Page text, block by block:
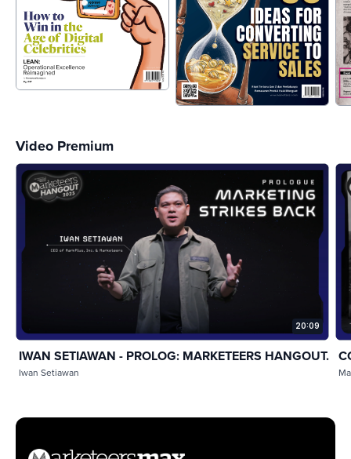
Video Premium
20:09
IWAN SETIAWAN - PROLOG: MARKETEERS HANGOUT...
Iwan Setiawan